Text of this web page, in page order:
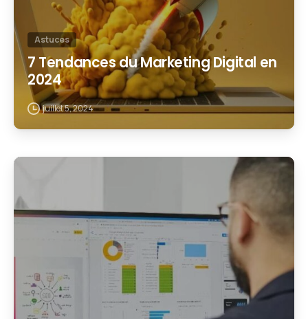
Astuces
7 Tendances du Marketing Digital en
2024
juillet 5, 2024